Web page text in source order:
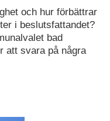
och hur förbättrar
i beslutsfattandet?
bad
att svara på några